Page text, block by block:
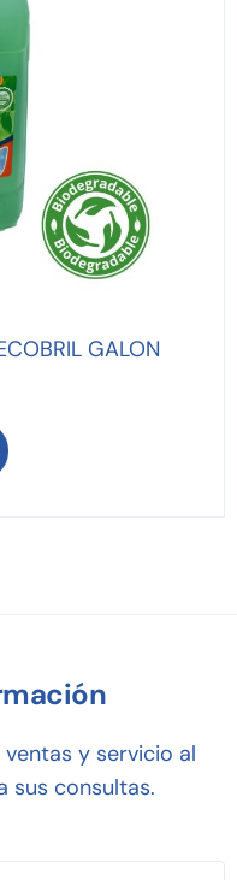
GALON
y servicio al
sus consultas.